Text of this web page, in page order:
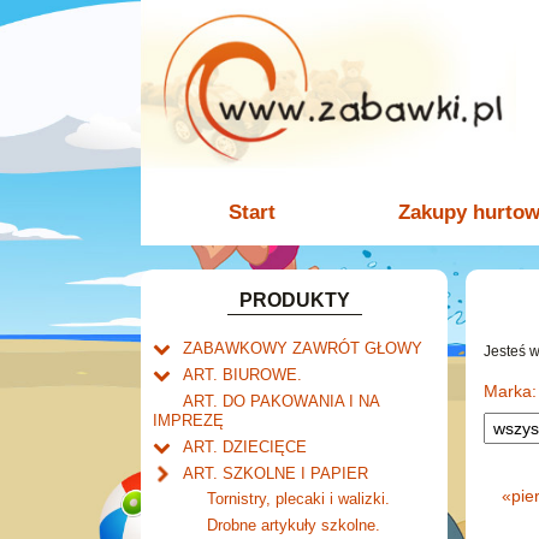
Start Zakupy
PRODUKTY
ZABAWKOWY ZAWRÓT GŁOWY
Welly.
Mały naukowiec.
Zabawki dla chłopców.
cybertransformacja
Akcesoria dla lalek.
ART. BIUROWE.
Kalendarze.
Książkowe
Wieloletnie
Ścienne
Zdzieraki
Dziurkacze i zszywacze.
Klipy i spinacze.
Korektory.
Skoroszyty, teczki i segregatory.
ART. DO PAKOWANIA I NA
IMPREZĘ
ART. DZIECIĘCE
Artykuły drogeryjne.
Produkty dla mamy i
niemowlaka.
ART. SZKOLNE I PAPIER
Tornistry, plecaki i walizki.
Drobne artykuły szkolne.
Jesteś
Marka:
«